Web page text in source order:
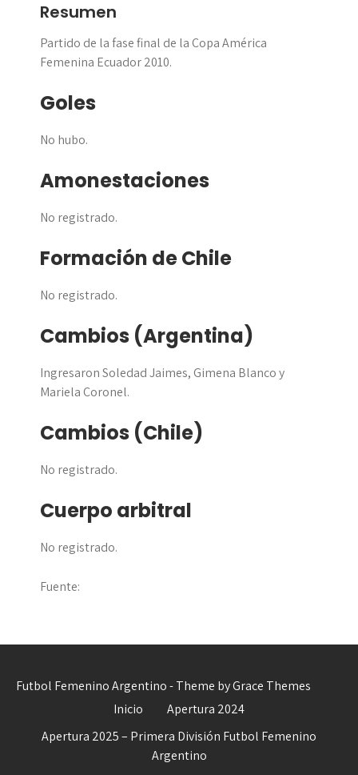
Resumen
Partido de la fase final de la Copa América
Femenina Ecuador 2010.
Goles
No hubo.
Amonestaciones
No registrado.
Formación de Chile
No registrado.
Cambios (Argentina)
Ingresaron Soledad Jaimes, Gimena Blanco y
Mariela Coronel.
Cambios (Chile)
No registrado.
Cuerpo arbitral
No registrado.
Fuente:
Futbol Femenino Argentino - Theme by Grace Themes
Inicio
Apertura 2024
Apertura 2025 – Primera División Futbol Femenino
Argentino